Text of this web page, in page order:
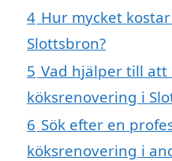
4 Hur mycket
Slottsbron?
5 Vad hjälper till att
köksrenovering i
6 Sök efter en
köksrenovering i